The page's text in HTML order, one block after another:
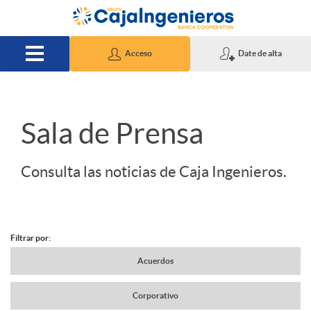
Saltar al contenido principal
Acceso Date de alta
S
Sala de Prensa
Consulta las noticias de Caja Ingenieros.
N
Filtrar por:
Acuerdos
Corporativo